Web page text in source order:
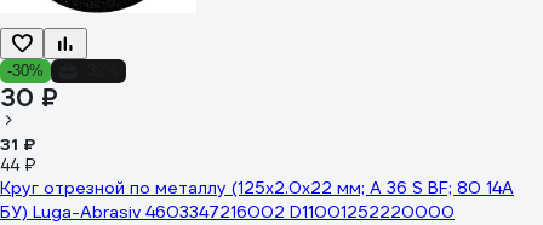
-30%
30 ₽
31 ₽
44 ₽
Круг отрезной по металлу (125х2.0х22 мм; A 36 S BF; 80 14А
БУ) Luga-Abrasiv 4603347216002 D11001252220000